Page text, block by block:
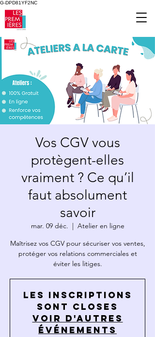
G-DPD81YF2NC
Vos CGV vous
protègent-elles
vraiment ? Ce qu’il
faut absolument
savoir
mar. 09 déc.
  |
Atelier en ligne
Maîtrisez vos CGV pour sécuriser vos ventes,
protéger vos relations commerciales et
éviter les litiges.
Les inscriptions
sont closes
Voir d'autres
événements